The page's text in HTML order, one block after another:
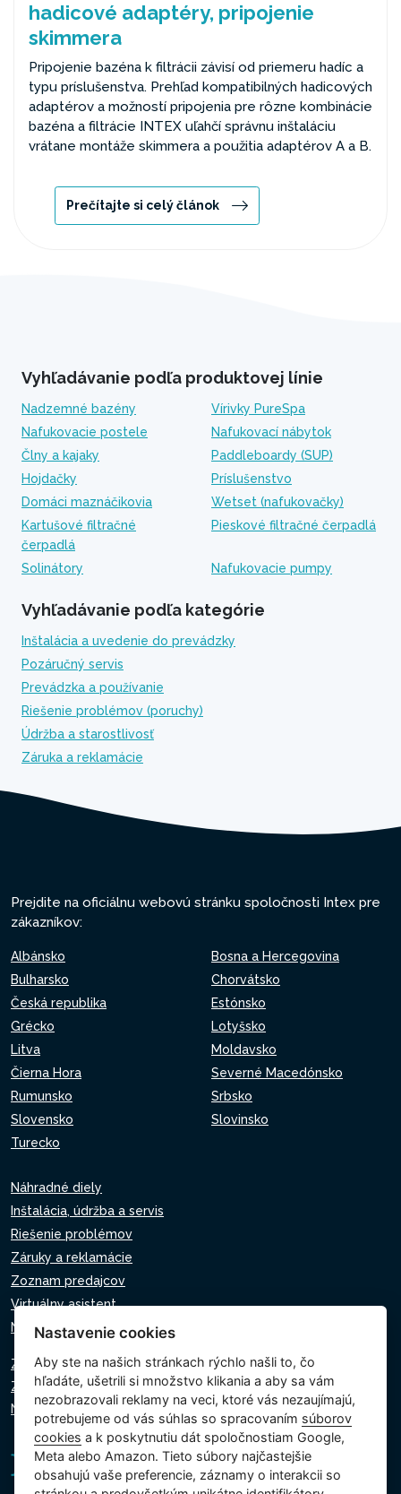
hadicové adaptéry, pripojenie
skimmera
Pripojenie bazéna k filtrácii závisí od priemeru hadíc a
typu príslušenstva. Prehľad kompatibilných hadicových
adaptérov a možností pripojenia pre rôzne kombinácie
bazéna a filtrácie INTEX uľahčí správnu inštaláciu
vrátane montáže skimmera a použitia adaptérov A a B.
Prečítajte si celý článok
Vyhľadávanie podľa produktovej línie
Nadzemné bazény
Vírivky PureSpa
Nafukovacie postele
Nafukovací nábytok
Člny a kajaky
Paddleboardy (SUP)
Hojdačky
Príslušenstvo
Domáci maznáčikovia
Wetset (nafukovačky)
Kartušové filtračné
čerpadlá
Pieskové filtračné čerpadlá
Solinátory Nafukovacie pumpy
Vyhľadávanie podľa kategórie
Inštalácia a uvedenie do prevádzky
Pozáručný servis
Prevádzka a používanie
Riešenie problémov (poruchy)
Údržba a starostlivosť
Záruka a reklamácie
Prejdite na oficiálnu webovú stránku spoločnosti Intex pre
zákazníkov:
Albánsko
Bosna a Hercegovina
Bulharsko
Chorvátsko
Česká republika
Estónsko
Grécko
Lotyšsko
Litva
Moldavsko
Čierna Hora
Severné Macedónsko
Rumunsko
Srbsko
Slovensko
Slovinsko
Turecko
Náhradné diely
Inštalácia, údržba a servis
Riešenie problémov
Záruky a reklamácie
Zoznam predajcov
Virtuálny asistent
Napíšte nám
Zásady ochrany osobných údajov
Zásady používania súborov cookie
Nastavenie cookies
Nastavenie cookies
Aby ste na našich stránkach rýchlo našli to, čo
hľadáte, ušetrili si množstvo klikania a aby sa vám
nezobrazovali reklamy na veci, ktoré vás nezaujímajú,
potrebujeme od vás súhlas so spracovaním súborov
cookies a k poskytnutiu dát spoločnostiam Google,
Meta alebo Amazon. Tieto súbory najčastejšie
obsahujú vaše preferencie, záznamy o interakcii so